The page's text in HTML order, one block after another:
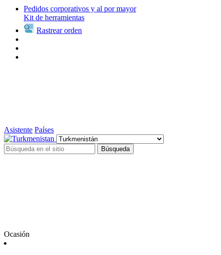
Pedidos corporativos y al por mayor
Kit de herramientas
Rastrear orden
Asistente Países
Búsqueda
Ocasión